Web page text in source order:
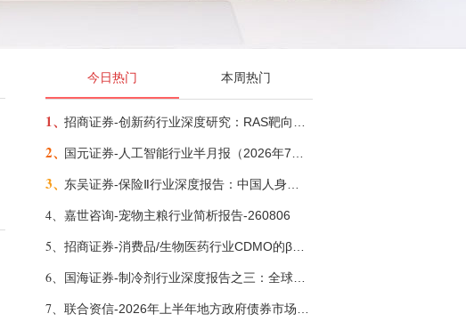
今日热门 本周热门
1、
2、
3、
4、 嘉世咨询-宠物主粮行业简析报告-260806
5、
6、
7、